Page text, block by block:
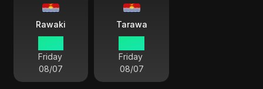
Rawaki
Friday
08/07
Tarawa
Friday
08/07